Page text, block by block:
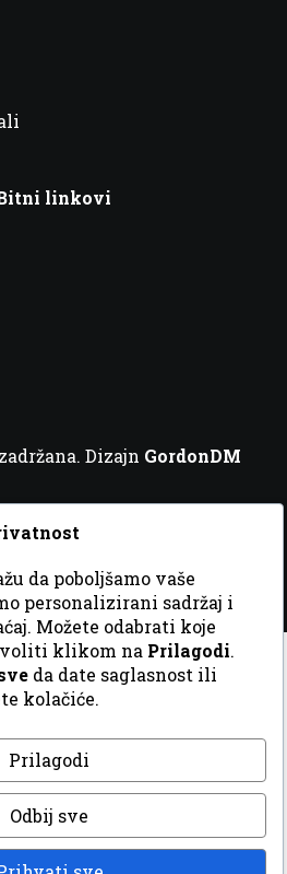
linkovi
Dizajn GordonDM
da poboljšamo vaše
personalizirani sadržaj i
Možete odabrati koje
klikom na Prilagodi.
da date saglasnost ili
kolačiće.
Prilagodi
Odbij sve